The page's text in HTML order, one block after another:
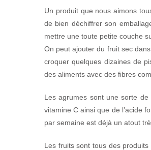
Un produit que nous aimons
de bien déchiffrer son
mettre une toute petite couche
On peut ajouter du fruit sec
croquer quelques dizaines de
des aliments avec des fibres
Les agrumes sont une sorte
vitamine C ainsi que de l’acide
par semaine est déjà un atout
Les fruits sont tous des